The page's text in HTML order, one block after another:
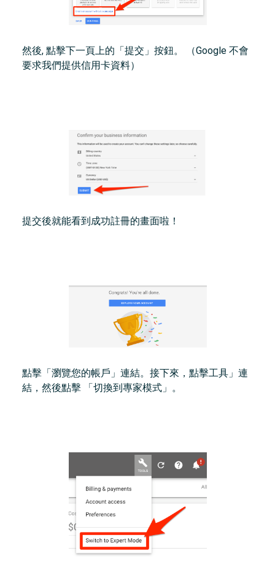
然後, 點擊下一頁上的「提交」按鈕。 （Google 不會
要求我們提供信用卡資料）
提交後就能看到成功註冊的畫面啦！
點擊「瀏覽您的帳戶」連結。接下來，點擊工具」連
結，然後點擊 「切換到專家模式」。